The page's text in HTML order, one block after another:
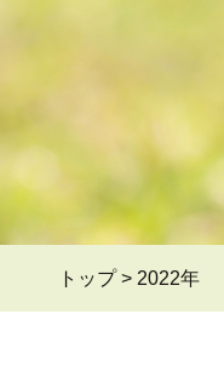
訪問介護
みまもり
よくある
トップ> 2022年